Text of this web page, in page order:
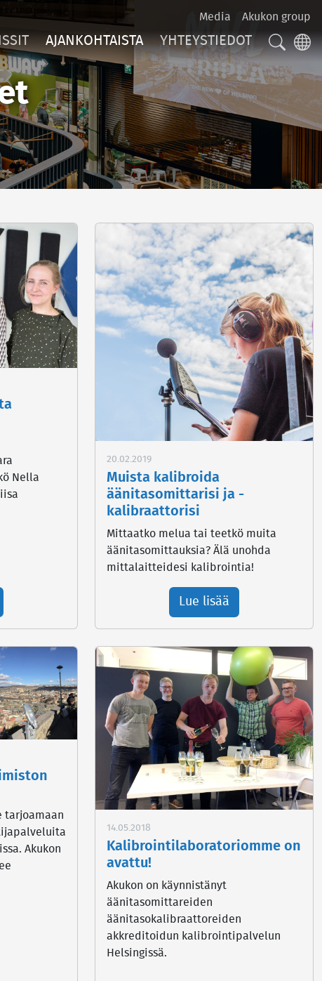
AJANKOHTAISTA
YHTEYSTIEDOT
HAKU
Media Akukon group
Nella
20.02.2019
Muista kalibroida
äänitasomittarisi ja -
kalibraattorisi
Mittaatko melua tai teetkö muita
äänitasomittauksia? Älä unohda
mittalaitteidesi kalibrointia!
Lue lisää
tarjoamaan
Akukon
14.05.2018
Kalibrointilaboratoriomme on
avattu!
Akukon on käynnistänyt
äänitasomittareiden
äänitasokalibraattoreiden
akkreditoidun kalibrointipalvelun
Helsingissä.